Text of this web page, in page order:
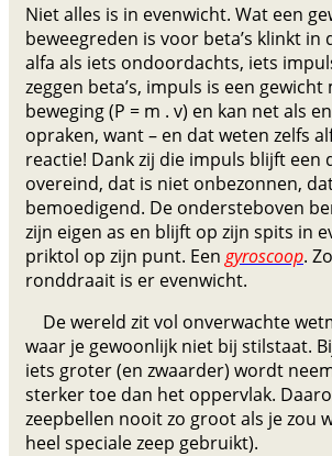
Niet alles is in evenwicht. Wat een
beweegreden is voor beta’s klinkt in
alfa als iets ondoordachts, iets
zeggen beta’s, impuls is een gewicht
beweging (P = m . v) en kan net als
opraken, want – en dat weten zelfs
reactie! Dank zij die impuls blijft een
overeind, dat is niet onbezonnen,
bemoedigend. De ondersteboven
zijn eigen as en blijft op zijn spits in
priktol op zijn punt. Een gyroscoop.
ronddraait is er evenwicht.
De wereld zit vol onverwachte
waar je gewoonlijk niet bij stilstaat.
iets groter (en zwaarder) wordt
sterker toe dan het oppervlak.
zeepbellen nooit zo groot als je zou
heel speciale zeep gebruikt).